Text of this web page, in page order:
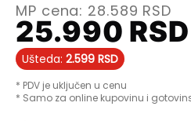
MP cena: 28.589 RSD
25.990 RSD
Ušteda: 2.599 RSD
* PDV je uključen u cenu
* Samo za online kupovinu i